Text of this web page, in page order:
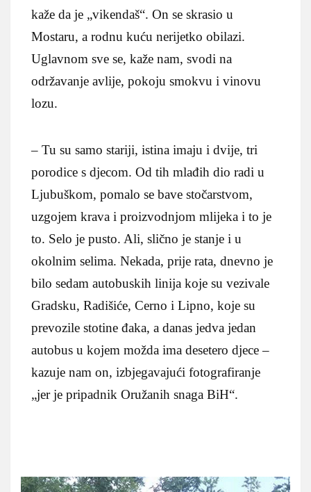
kaže da je „vikendaš“. On se skrasio u
Mostaru, a rodnu kuću nerijetko obilazi.
Uglavnom sve se, kaže nam, svodi na
održavanje avlije, pokoju smokvu i vinovu
lozu.
– Tu su samo stariji, istina imaju i dvije, tri
porodice s djecom. Od tih mlađih dio radi u
Ljubuškom, pomalo se bave stočarstvom,
uzgojem krava i proizvodnjom mlijeka i to je
to. Selo je pusto. Ali, slično je stanje i u
okolnim selima. Nekada, prije rata, dnevno je
bilo sedam autobuskih linija koje su vezivale
Gradsku, Radišiće, Cerno i Lipno, koje su
prevozile stotine đaka, a danas jedva jedan
autobus u kojem možda ima desetero djece –
kazuje nam on, izbjegavajući fotografiranje
„jer je pripadnik Oružanih snaga BiH“.